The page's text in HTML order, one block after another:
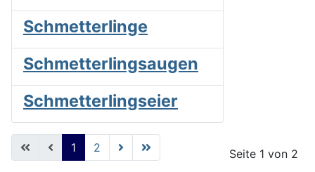
Schmetterlinge
Schmetterlingsaugen
Schmetterlingseier
Seite 1 von 2
1 2